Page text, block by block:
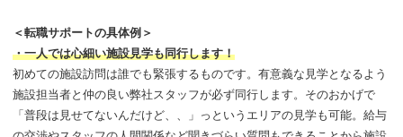
＜転職サポートの具体例＞
・一人では心細い施設見学も同行します！
初めての施設訪問は誰でも緊張するものです。有意義な見学となるよう
施設担当者と仲の良い弊社スタッフが必ず同行します。そのおかげで
「普段は見せてないんだけど、、」っというエリアの見学も可能。給与